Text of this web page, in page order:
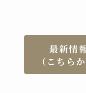
最新情
（こちら